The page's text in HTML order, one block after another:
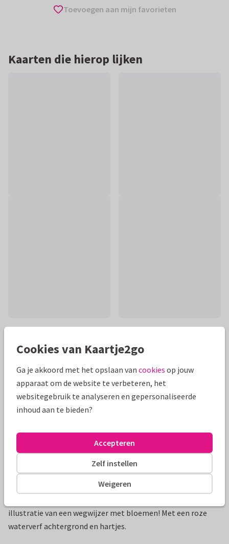
Toevoegen aan mijn favorieten
Kaarten die hierop lijken
Mooie extra's bij je kaart
illustratie van een wegwijzer met bloemen! Met een roze
waterverf achtergrond en hartjes.
Cookies van Kaartje2go
Ga je akkoord met het opslaan van cookies op jouw
apparaat om de website te verbeteren, het
websitegebruik te analyseren en gepersonaliseerde
inhoud aan te bieden?
Weigeren
Zelf instellen
Accepteren